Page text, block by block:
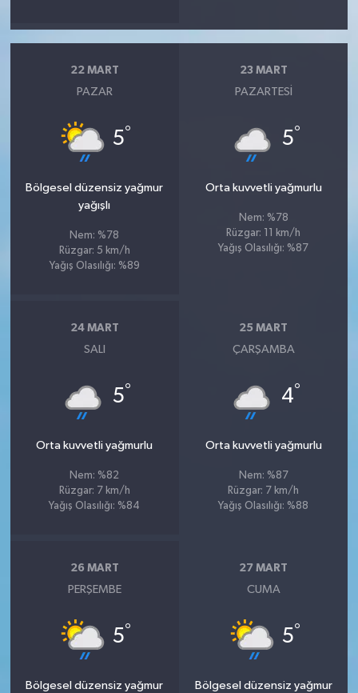
22 MART
PAZAR
5°
Bölgesel düzensiz yağmur
yağışlı
Nem: %78
Rüzgar: 5 km/h
Yağış Olasılığı: %89
23 MART
PAZARTESI
5°
Orta kuvvetli yağmurlu
Nem: %78
Rüzgar: 11 km/h
Yağış Olasılığı: %87
24 MART
SALI
5°
Orta kuvvetli yağmurlu
Nem: %82
Rüzgar: 7 km/h
Yağış Olasılığı: %84
25 MART
ÇARŞAMBA
4°
Orta kuvvetli yağmurlu
Nem: %87
Rüzgar: 7 km/h
Yağış Olasılığı: %88
26 MART
PERŞEMBE
5°
Bölgesel düzensiz yağmur
27 MART
CUMA
5°
Bölgesel düzensiz yağmur